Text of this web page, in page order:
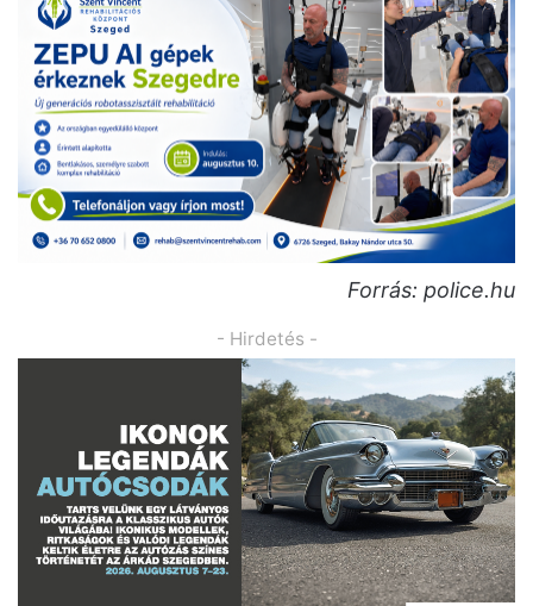
Forrás: police.hu
- Hirdetés -